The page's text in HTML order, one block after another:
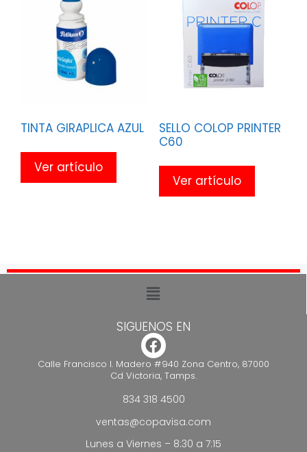
TINTA GIRAPLICA AZUL
Ver artículo
SELLO COLOP PRINTER
C60
Ver artículo
SIGUENOS EN
Calle Francisco I. Madero #940 Zona Centro, 87000
Cd Victoria, Tamps.
834 318 4500
ventas@copavisa.com
Lunes a Viernes – 8:30 a 7:15